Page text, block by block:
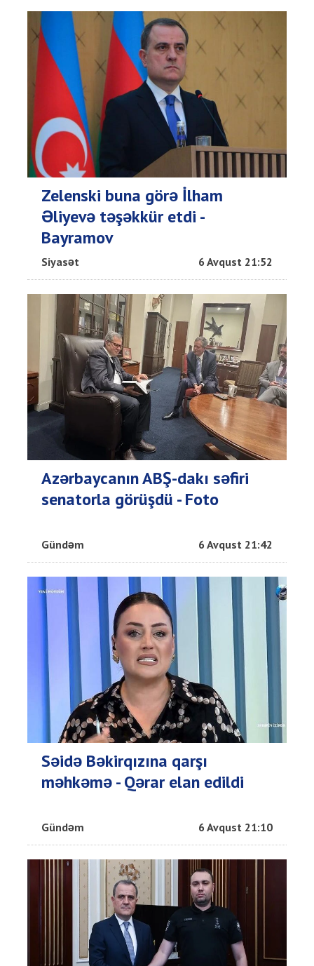
Zelenski buna görə İlham
Əliyevə təşəkkür etdi -
Bayramov
Siyasət 6 Avqust 21:52
Azərbaycanın ABŞ-dakı səfiri
senatorla görüşdü - Foto
Gündəm 6 Avqust 21:42
Səidə Bəkirqızına qarşı
məhkəmə - Qərar elan edildi
Gündəm 6 Avqust 21:10